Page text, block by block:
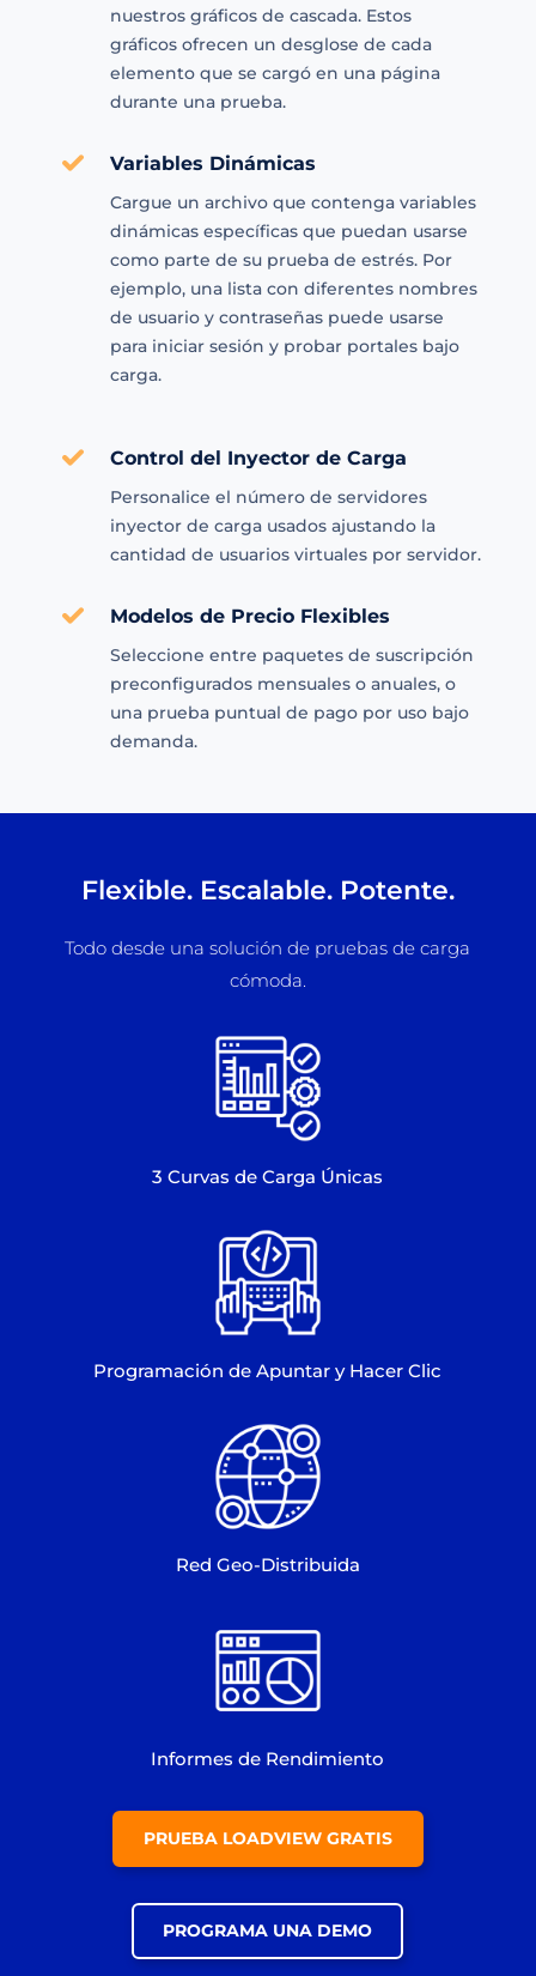
nuestros gráficos de cascada. Estos
gráficos ofrecen un desglose de cada
elemento que se cargó en una página
durante una prueba.
Variables Dinámicas
Cargue un archivo que contenga variables
dinámicas específicas que puedan usarse
como parte de su prueba de estrés. Por
ejemplo, una lista con diferentes nombres
de usuario y contraseñas puede usarse
para iniciar sesión y probar portales bajo
carga.
Control del Inyector de Carga
Personalice el número de servidores
inyector de carga usados ajustando la
cantidad de usuarios virtuales por servidor.
Modelos de Precio Flexibles
Seleccione entre paquetes de suscripción
preconfigurados mensuales o anuales, o
una prueba puntual de pago por uso bajo
demanda.
Flexible. Escalable. Potente.
Todo desde una solución de pruebas de carga
cómoda.
3 Curvas de Carga Únicas
Programación de Apuntar y Hacer Clic
Red Geo-Distribuida
Informes de Rendimiento
PRUEBA LOADVIEW GRATIS
PROGRAMA UNA DEMO